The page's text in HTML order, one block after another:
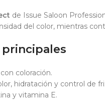
de Issue Saloon
del color, mientras
coloración.
hidratación y control de
y vitamina E.